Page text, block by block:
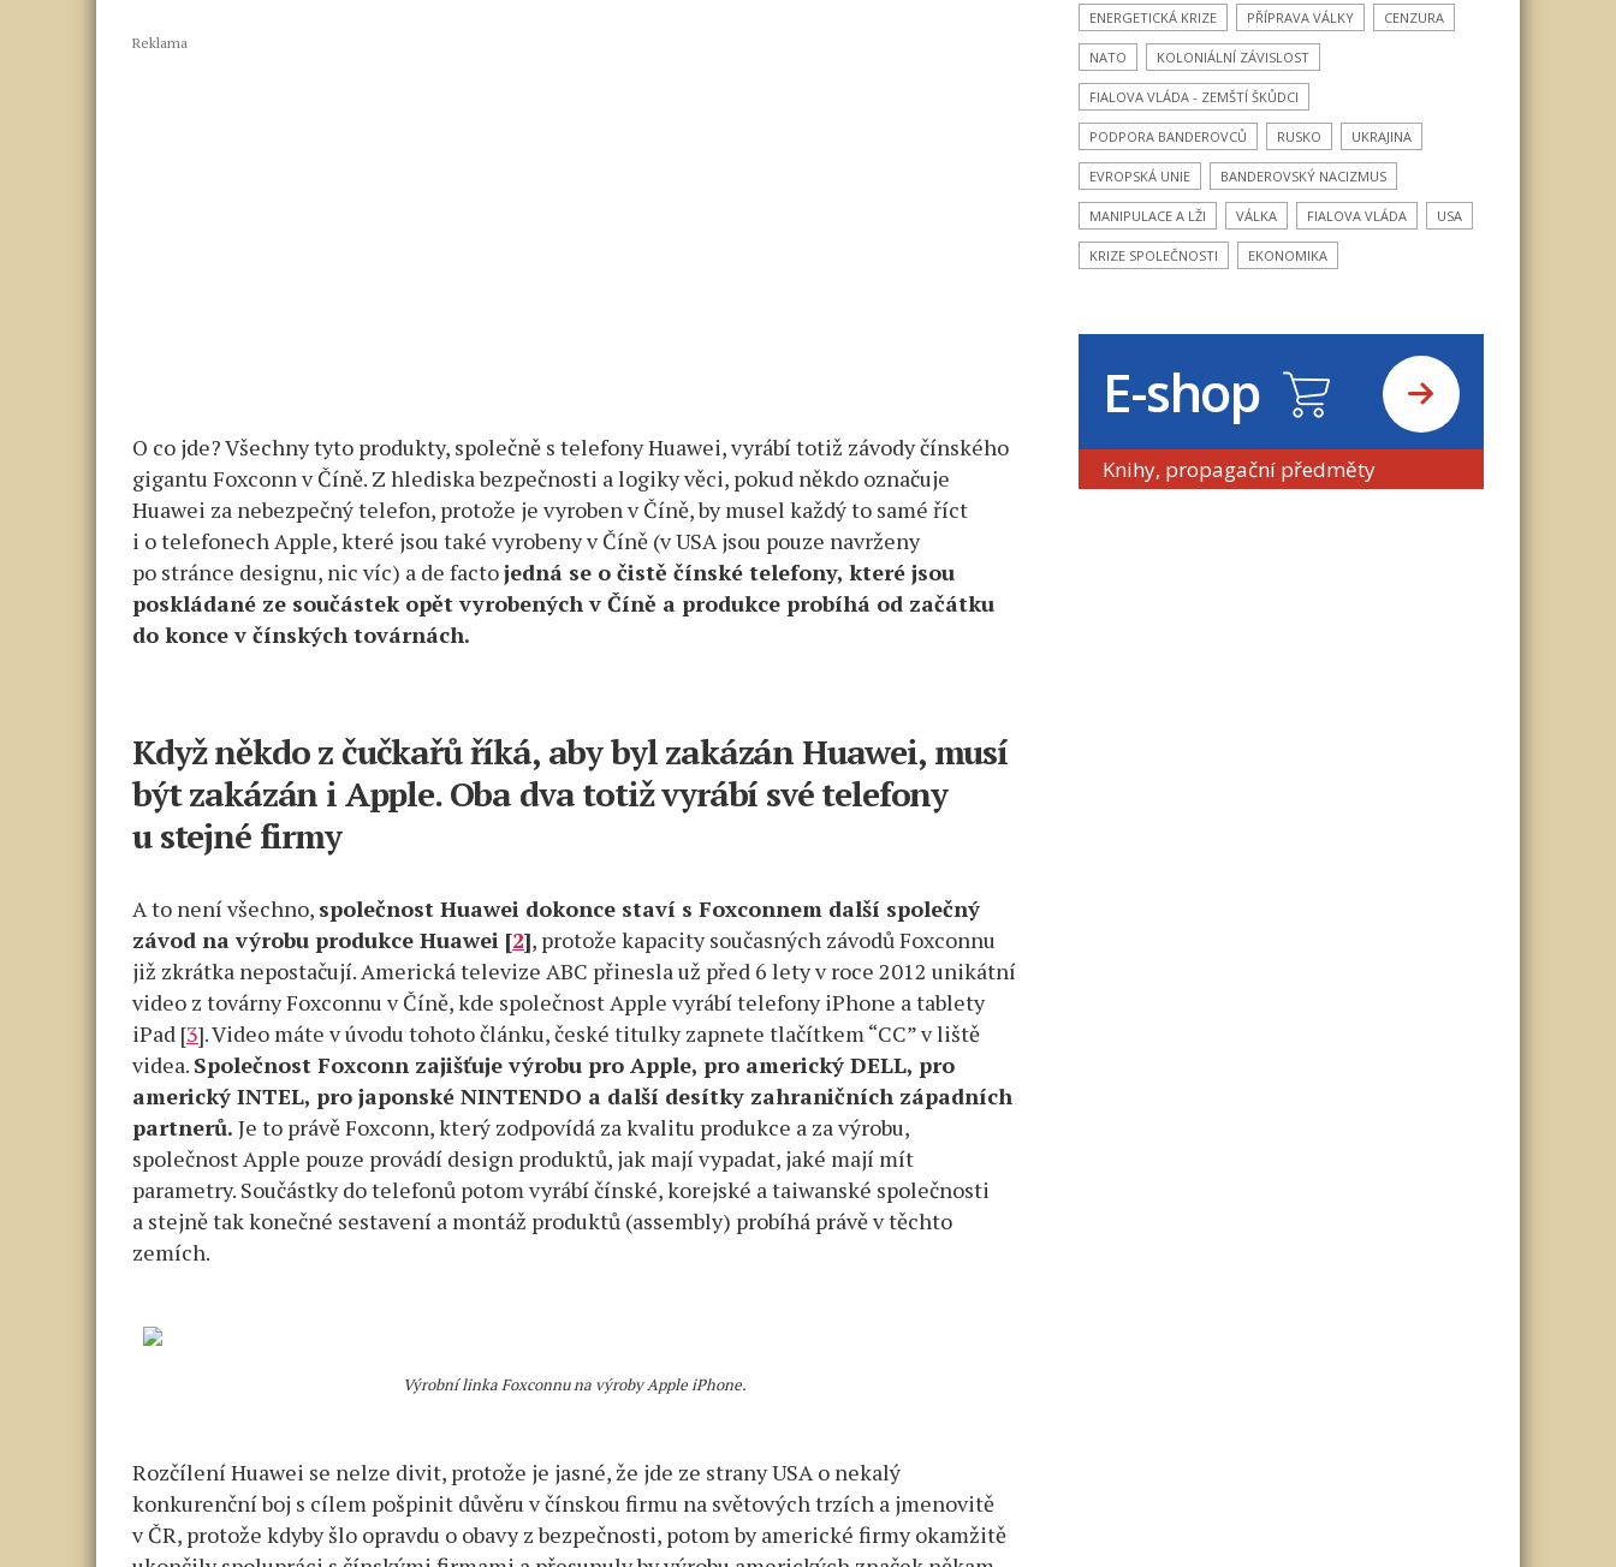
Reklama
O co jde? Všechny tyto produkty, společně s telefony Huawei, vyrábí totiž závody čínského
gigantu Foxconn v Číně. Z hlediska bezpečnosti a logiky věci, pokud někdo označuje
Huawei za nebezpečný telefon, protože je vyroben v Číně, by musel každý to samé říct
i o telefonech Apple, které jsou také vyrobeny v Číně (v USA jsou pouze navrženy
po stránce designu, nic víc) a de factojedná se o čistě čínské telefony, které jsou
poskládané ze součástek opět vyrobených v Číně a produkce probíhá od začátku
do konce v čínských továrnách.
Když někdo z čučkařů říká, aby byl zakázán Huawei, musí
být zakázán i Apple. Oba dva totiž vyrábí své telefony
u stejné firmy
A to není všechno, společnost Huawei dokonce staví s Foxconnem další společný
závod na výrobu produkce Huawei [2], protože kapacity současných závodů Foxconnu
již zkrátka nepostačují. Americká televize ABC přinesla už před 6 lety v roce 2012 unikátní
video z továrny Foxconnu v Číně, kde společnost Apple vyrábí telefony iPhone a tablety
iPad [3]. Video máte v úvodu tohoto článku, české titulky zapnete tlačítkem “CC” v liště
videa. Společnost Foxconn zajišťuje výrobu pro Apple, pro americký DELL, pro
americký INTEL, pro japonské NINTENDO a další desítky zahraničních západních
partnerů. Je to právě Foxconn, který zodpovídá za kvalitu produkce a za výrobu,
společnost Apple pouze provádí design produktů, jak mají vypadat, jaké mají mít
parametry. Součástky do telefonů potom vyrábí čínské, korejské a taiwanské společnosti
a stejně tak konečné sestavení a montáž produktů (assembly) probíhá právě v těchto
zemích.
Výrobní linka Foxconnu na výroby Apple iPhone.
Rozčílení Huawei se nelze divit, protože je jasné, že jde ze strany USA o nekalý
konkurenční boj s cílem pošpinit důvěru v čínskou firmu na světových trzích a jmenovitě
v ČR, protože kdyby šlo opravdu o obavy z bezpečnosti, potom by americké firmy okamžitě
ENERGETICKÁ KRIZE PŘÍPRAVA VÁLKY CENZURA
NATO KOLONIÁLNÍ ZÁVISLOST
FIALOVA VLÁDA - ZEMŠTÍ ŠKŮDCI
PODPORA BANDEROVCŮ RUSKO UKRAJINA
EVROPSKÁ UNIE BANDEROVSKÝ NACIZMUS
MANIPULACE A LŽI VÁLKA FIALOVA VLÁDA USA
KRIZE SPOLEČNOSTI EKONOMIKA
E-shop
Knihy, propagační předměty